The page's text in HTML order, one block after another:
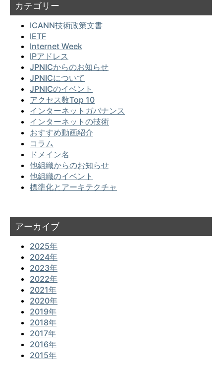
カテゴリー
ICANN技術政策文書
IETF
Internet Week
IPアドレス
JPNICからのお知らせ
JPNICについて
JPNICのイベント
アクセス数Top 10
インターネットガバナンス
インターネットの技術
おすすめ動画紹介
コラム
ドメイン名
他組織からのお知らせ
他組織のイベント
標準化とアーキテクチャ
アーカイブ
2025年
2024年
2023年
2022年
2021年
2020年
2019年
2018年
2017年
2016年
2015年